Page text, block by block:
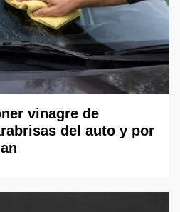
vinagre de
del auto y por